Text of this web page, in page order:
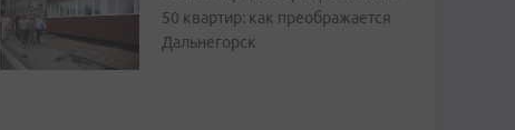
50 квартир: как преображается
Дальнегорск